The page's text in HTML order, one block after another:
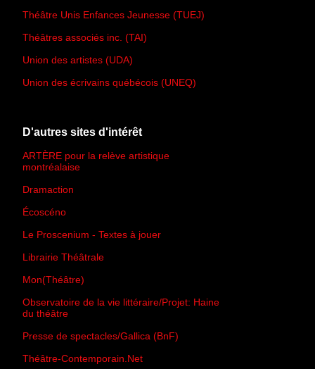
Théâtre Unis Enfances Jeunesse (TUEJ)
Théâtres associés inc. (TAI)
Union des artistes (UDA)
Union des écrivains québécois (UNEQ)
D'autres sites d'intérêt
ARTÈRE pour la relève artistique
montréalaise
Dramaction
Écoscéno
Le Proscenium - Textes à jouer
Librairie Théâtrale
Mon(Théâtre)
Observatoire de la vie littéraire/Projet: Haine
du théâtre
Presse de spectacles/Gallica (BnF)
Théâtre-Contemporain.Net